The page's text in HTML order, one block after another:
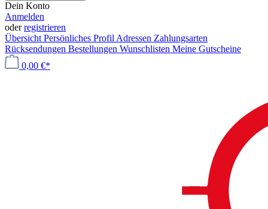
Dein Konto
Anmelden
oderregistrieren
Übersicht Persönliches Profil Adressen Zahlungsarten
Rücksendungen Bestellungen Wunschlisten Meine Gutscheine
0,00 €*